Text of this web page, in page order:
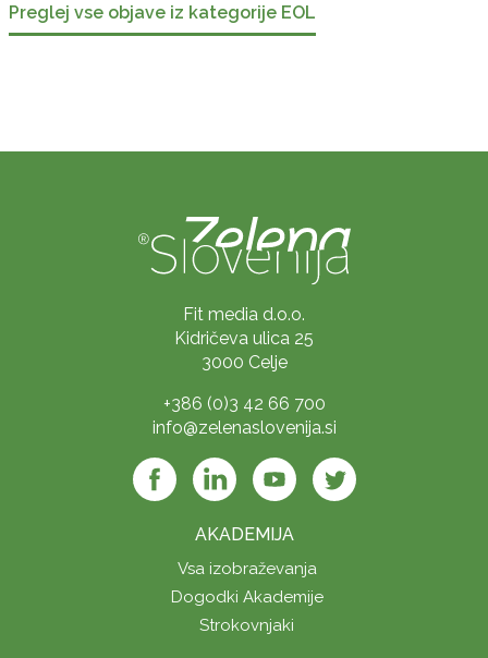
Preglej vse objave iz kategorije EOL
Fit media d.o.o.
Kidričeva ulica 25
3000 Celje
+386 (0)3 42 66 700
info@zelenaslovenija.si
AKADEMIJA
Vsa izobraževanja
Dogodki Akademije
Strokovnjaki